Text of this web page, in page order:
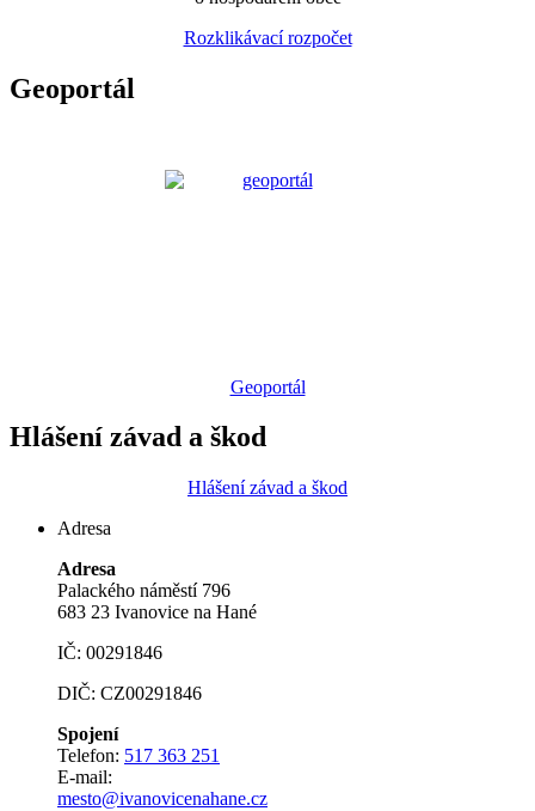
Rozklikávací rozpočet
Geoportál
Geoportál
Hlášení závad a škod
Hlášení závad a škod
Adresa
Adresa
Palackého náměstí 796
683 23 Ivanovice na Hané
IČ: 00291846
DIČ: CZ00291846
Spojení
Telefon: 517 363 251
E-mail:
mesto@ivanovicenahane.cz